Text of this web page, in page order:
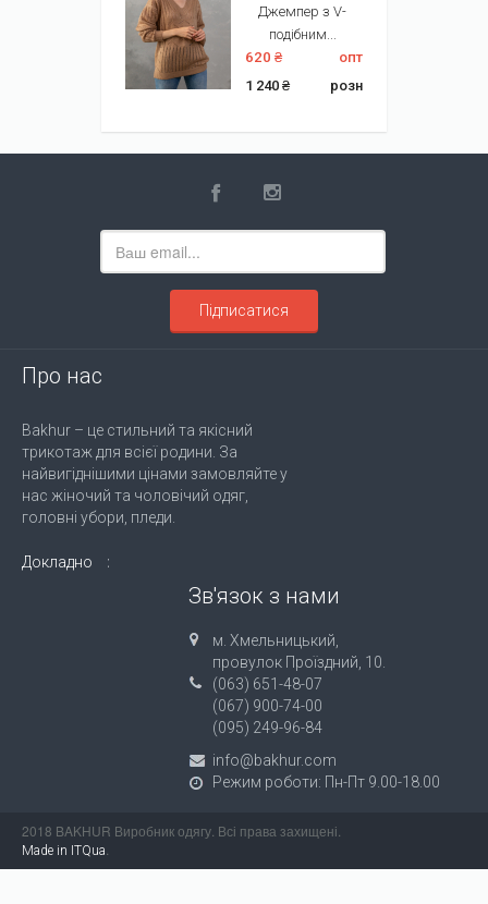
Джемпер з V-
подібним...
620 ₴
опт
1 240 ₴
розн
Підписатися
Про нас
Bakhur – це стильний та якісний
трикотаж для всієї родини. За
найвигіднішими цінами замовляйте у
нас жіночий та чоловічий одяг,
головні убори, пледи.
Докладно
Зв'язок з нами
м. Хмельницький,
провулок Проїздний, 10.
(063) 651-48-07
(067) 900-74-00
(095) 249-96-84
info@bakhur.com
Режим роботи: Пн-Пт 9.00-18.00
2018 BAKHUR Виробник одягу. Всі права захищені.
Made in ITQua